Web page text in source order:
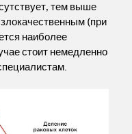
тем выше
(при
наиболее
стоит немедленно